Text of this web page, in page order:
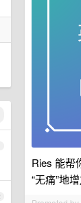
Ries 能帮
“无痛”地